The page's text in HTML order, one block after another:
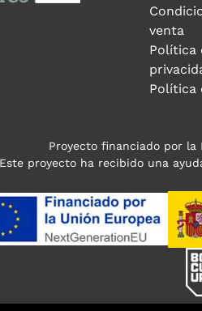
venta
Política
Política
Proyecto financiado por
Este proyecto ha recibido una